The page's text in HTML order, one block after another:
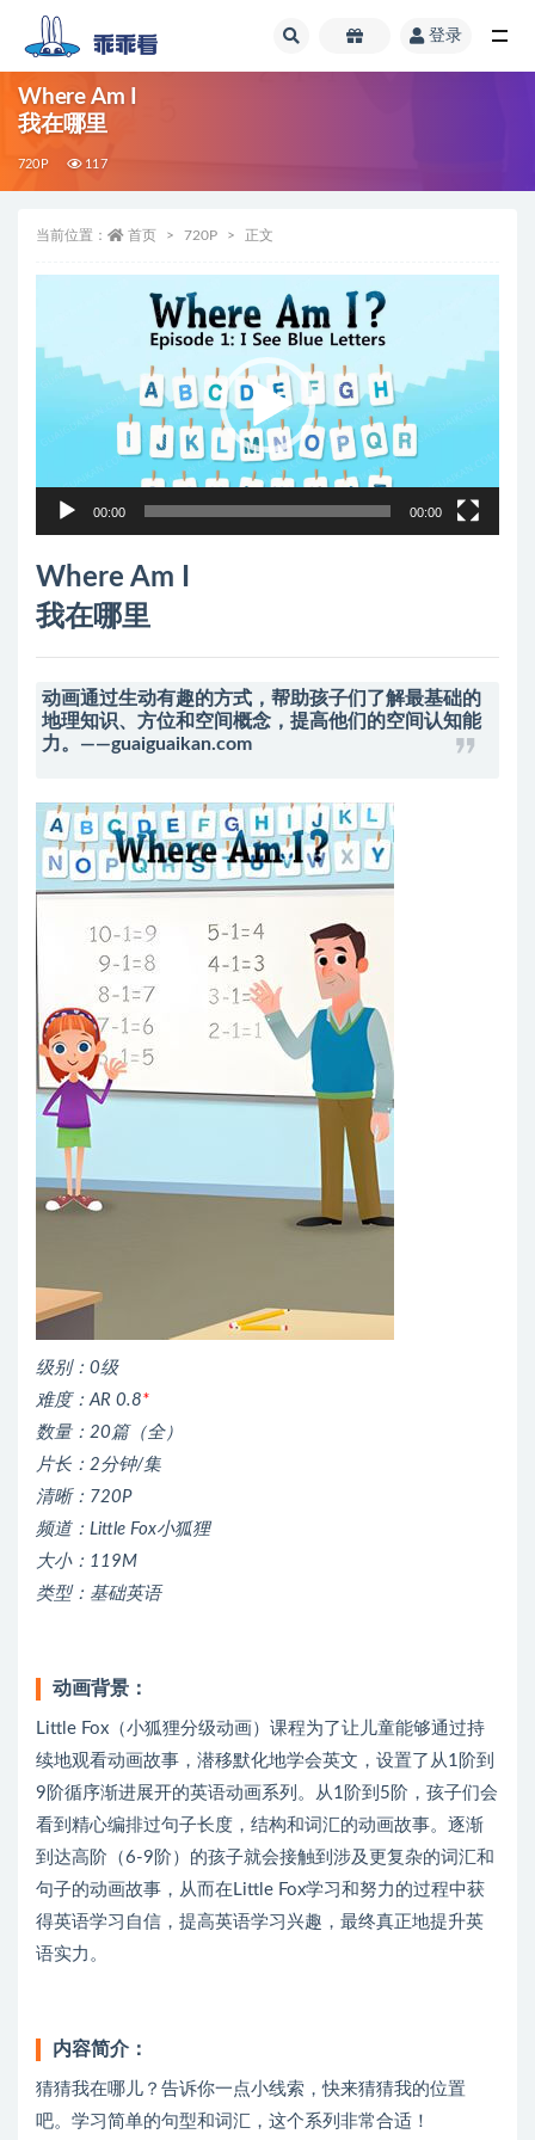
登录
Where Am I
我在哪里
720P 117
当前位置： 首页 720P 正文
播
00:00 00:00
Where Am I
我在哪里
动画通过生动有趣的方式，帮助孩子们了解最基础的
地理知识、方位和空间概念，提高他们的空间认知能
力。——guaiguaikan.com
级别：0级
难度：AR 0.8*
数量：20篇（全）
片长：2分钟/集
清晰：720P
频道：Little Fox小狐狸
大小：119M
类型：基础英语
动画背景：
Little Fox（小狐狸分级动画）课程为了让儿童能够通过持
续地观看动画故事，潜移默化地学会英文，设置了从1阶到
9阶循序渐进展开的英语动画系列。从1阶到5阶，孩子们会
看到精心编排过句子长度，结构和词汇的动画故事。逐渐
到达高阶（6-9阶）的孩子就会接触到涉及更复杂的词汇和
句子的动画故事，从而在Little Fox学习和努力的过程中获
得英语学习自信，提高英语学习兴趣，最终真正地提升英
语实力。
内容简介：
猜猜我在哪儿？告诉你一点小线索，快来猜猜我的位置
吧。学习简单的句型和词汇，这个系列非常合适！